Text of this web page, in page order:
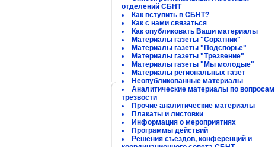
отделений СБНТ
Как вступить в СБНТ?
Как с нами связаться
Как опубликовать Ваши материалы
Материалы газеты "Соратник"
Материалы газеты "Подспорье"
Материалы газеты "Трезвение"
Материалы газеты "Мы молодые"
Материалы региональных газет
Неопубликованные материалы
Аналитические материалы по вопросам
трезвости
Прочие аналитические материалы
Плакаты и листовки
Информация о мероприятиях
Программы действий
Решения съездов, конференций и